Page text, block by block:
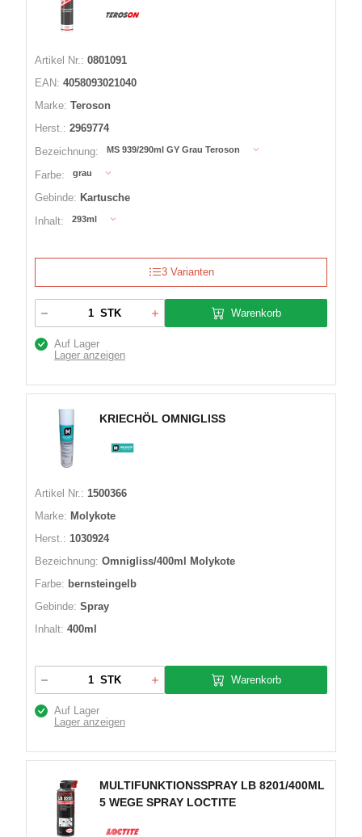
Artikel Nr.: 0801091
EAN: 4058093021040
Marke: Teroson
Herst.: 2969774
Bezeichnung:
MS 939/290ml GY Grau Teroson
Farbe: grau
Gebinde: Kartusche
Inhalt:
293ml
3 Varianten
STK Warenkorb
Auf Lager
Lager anzeigen
KRIECHÖL OMNIGLISS
Artikel Nr.: 1500366
Marke: Molykote
Herst.: 1030924
Bezeichnung: Omnigliss/400ml Molykote
Farbe: bernsteingelb
Gebinde: Spray
Inhalt: 400ml
STK Warenkorb
Auf Lager
Lager anzeigen
MULTIFUNKTIONSSPRAY LB 8201/400ML
5 WEGE SPRAY LOCTITE